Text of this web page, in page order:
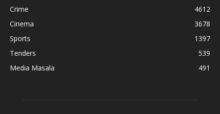
Crime
4612
Cinema
3678
Sports
1397
Tenders
539
Media Masala
491